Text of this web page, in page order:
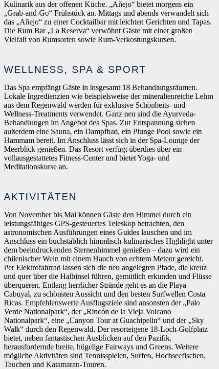
Kulinarik aus der offenen Küche. „Añejo“ bietet morgens ein
„Grab-and-Go“ Frühstück an. Mittags und abends verwandelt sich
das „Añejo“ zu einer Cocktailbar mit leichten Gerichten und Tapas.
Die Rum Bar „La Reserva“ verwöhnt Gäste mit einer großen
Vielfalt von Rumsorten sowie Rum-Verkostungskursen.
WELLNESS, SPA & SPORT
Das Spa empfängt Gäste in insgesamt 18 Behandlungsräumen.
Lokale Ingredienzien wie beispielsweise der mineralienreiche Lehm
aus dem Regenwald werden für exklusive Schönheits- und
Wellness-Treatments verwendet. Ganz neu sind die Ayurveda-
Behandlungen im Angebot des Spas. Zur Entspannung stehen
außerdem eine Sauna, ein Dampfbad, ein Plunge Pool sowie ein
Hammam bereit. Im Anschluss lässt sich in der Spa-Lounge der
Meerblick genießen. Das Resort verfügt überdies über ein
vollausgestattetes Fitness-Center und bietet Yoga- und
Meditationskurse an.
AKTIVITÄTEN
Von November bis Mai können Gäste den Himmel durch ein
leistungsfähiges GPS-gesteuertes Teleskop betrachten, den
astronomischen Ausführungen eines Guides lauschen und im
Anschluss ein buchstäblich himmlisch-kulinarisches Highlight unter
dem beeindruckenden Sternenhimmel genießen – dazu wird ein
chilenischer Wein mit einem Hauch von echtem Meteor gereicht.
Per Elektrofahrrad lassen sich die neu angelegten Pfade, die kreuz
und quer über die Halbinsel führen, gemütlich erkunden und Flüsse
überqueren. Entlang herrlicher Strände geht es an die Playa
Cabuyal, zu schönsten Aussicht und den besten Surfwellen Costa
Ricas. Empfehlenswerte Ausflugsziele sind ansonsten der „Palo
Verde Nationalpark“, der „Rincón de la Vieja Volcano
Nationalpark“, eine „Canyon Tour at Guachipelin“ und der „Sky
Walk“ durch den Regenwald. Der resorteigene 18-Loch-Golfplatz
bietet, neben fantastischen Ausblicken auf den Pazifik,
herausfordernde breite, hügelige Fairways und Greens. Weitere
mögliche Aktivitäten sind Tennisspielen, Surfen, Hochseefischen,
Tauchen und Katamaran-Touren.